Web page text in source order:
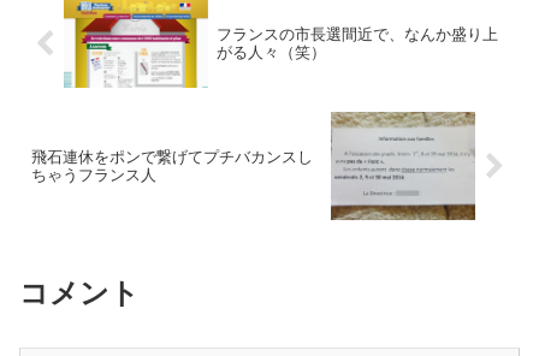
フランスの市長選間近で、なんか盛り上
がる人々（笑）
飛石連休をポンで繋げてプチバカンスし
ちゃうフランス人
コメント